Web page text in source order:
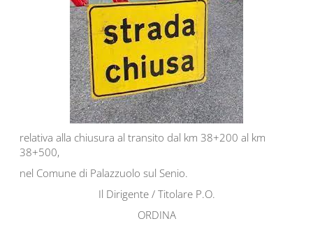
relativa alla chiusura al transito dal km 38+200 al km
38+500,
nel Comune di Palazzuolo sul Senio.
Il Dirigente / Titolare P.O.
ORDINA